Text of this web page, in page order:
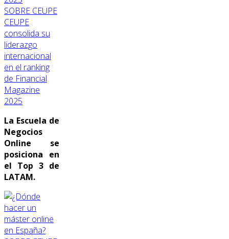
SOBRE CEUPE
CEUPE
consolida su
liderazgo
internacional
en el ranking
de Financial
Magazine
2025
La Escuela de
Negocios
Online se
posiciona en
el Top 3 de
LATAM.